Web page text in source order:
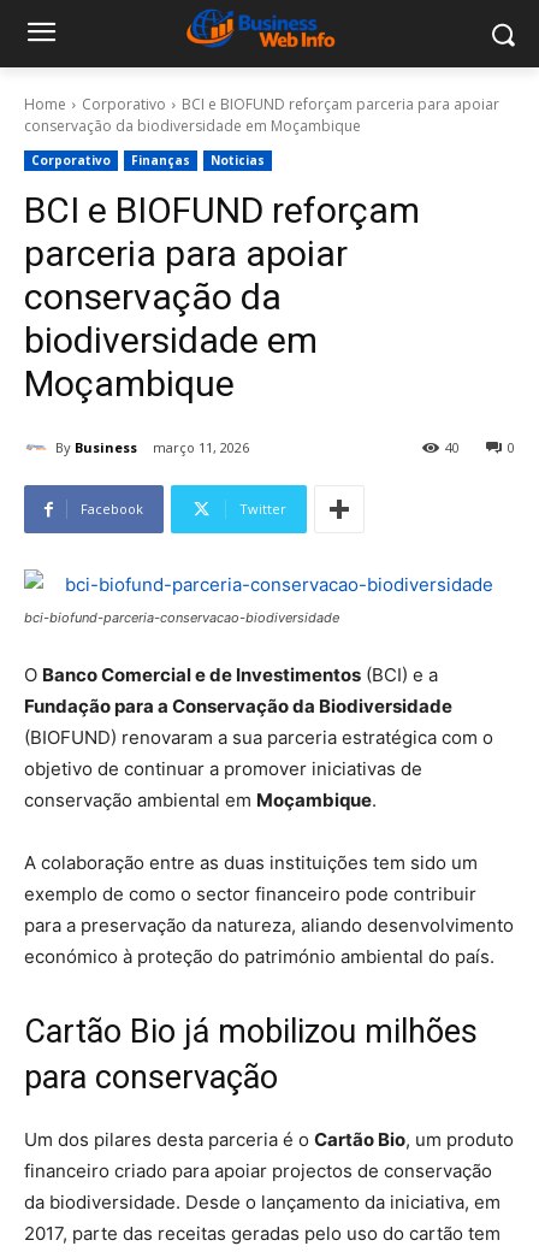
Home Corporativo
BCI e BIOFUND reforçam parceria para apoiar
conservação da biodiversidade em Moçambique
Corporativo Finanças Noticias
BCI e BIOFUND reforçam
parceria para apoiar
conservação da
biodiversidade em
Moçambique
By Business março 11, 2026 0
40
Facebook Twitter
bci-biofund-parceria-conservacao-biodiversidade
O Banco Comercial e de Investimentos (BCI) e a
Fundação para a Conservação da Biodiversidade
(BIOFUND) renovaram a sua parceria estratégica com o
objetivo de continuar a promover iniciativas de
conservação ambiental em Moçambique.
A colaboração entre as duas instituições tem sido um
exemplo de como o sector financeiro pode contribuir
para a preservação da natureza, aliando desenvolvimento
económico à proteção do património ambiental do país.
Cartão Bio já mobilizou milhões
para conservação
Um dos pilares desta parceria é o Cartão Bio, um produto
financeiro criado para apoiar projectos de conservação
da biodiversidade. Desde o lançamento da iniciativa, em
2017, parte das receitas geradas pelo uso do cartão tem